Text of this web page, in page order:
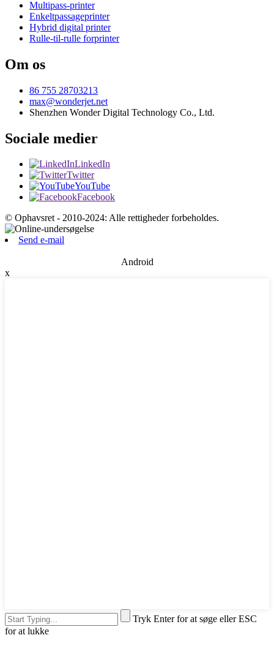
Multipass-printer
Enkeltpassageprinter
Hybrid digital printer
Rulle-til-rulle forprinter
Om os
86 755 28703213
max@wonderjet.net
Shenzhen Wonder Digital Technology Co., Ltd.
Sociale medier
LinkedIn
Twitter
YouTube
Facebook
© Ophavsret - 2010-2024: Alle rettigheder forbeholdes.
Send e-mail
Android
x
Tryk Enter for at søge eller ESC
for at lukke